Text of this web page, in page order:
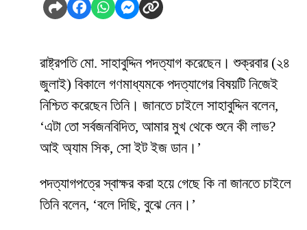
রাষ্ট্রপতি মো. সাহাবুদ্দিন পদত্যাগ করেছেন। শুক্রবার (২৪
জুলাই) বিকালে গণমাধ্যমকে পদত্যাগের বিষয়টি নিজেই
নিশ্চিত করেছেন তিনি। জানতে চাইলে সাহাবুদ্দিন বলেন,
‘এটা তো সর্বজনবিদিত, আমার মুখ থেকে শুনে কী লাভ?
আই অ্যাম সিক, সো ইট ইজ ডান।’
পদত্যাগপত্রে স্বাক্ষর করা হয়ে গেছে কি না জানতে চাইলে
তিনি বলেন, ‘বলে দিছি, বুঝে নেন।’